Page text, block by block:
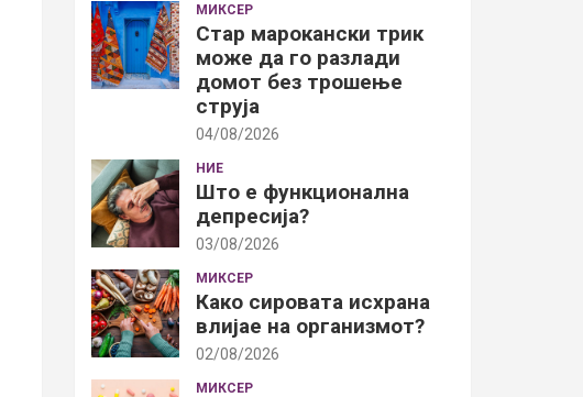
МИКСЕР
Стар марокански трик
може да го разлади
домот без трошење
струја
04/08/2026
НИЕ
Што е функционална
депресија?
03/08/2026
МИКСЕР
Како сировата исхрана
влијае на организмот?
02/08/2026
МИКСЕР